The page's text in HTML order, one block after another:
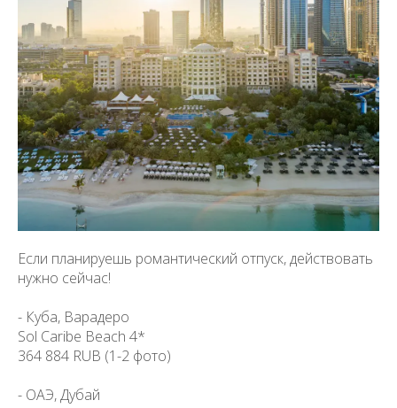
Если планируешь романтический отпуск, действовать
нужно сейчас!
- Куба, Варадеро
Sol Caribe Beach 4*
364 884 RUB (1-2 фото)
- ОАЭ, Дубай